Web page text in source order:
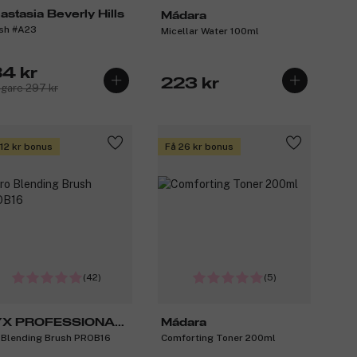
Beverly Hills
#A23
kr
297 kr
Mádara
Micellar Water 100ml
223 kr
kr bonus
(42)
PROFESSIONAL
Brush PROB16
Få 26 kr bonus
(5)
Mádara
Comforting Toner 200ml